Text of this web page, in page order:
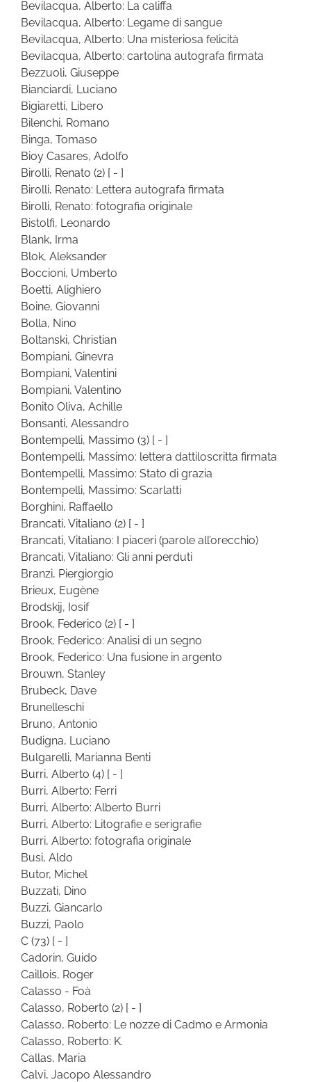
Bevilacqua, Alberto: La califfa
Bevilacqua, Alberto: Legame di sangue
Bevilacqua, Alberto: Una misteriosa felicità
Bevilacqua, Alberto: cartolina autografa firmata
Bezzuoli, Giuseppe
Bianciardi, Luciano
Bigiaretti, Libero
Bilenchi, Romano
Binga, Tomaso
Bioy Casares, Adolfo
Birolli, Renato (2) [ - ]
Birolli, Renato: Lettera autografa firmata
Birolli, Renato: fotografia originale
Bistolfi, Leonardo
Blank, Irma
Blok, Aleksander
Boccioni, Umberto
Boetti, Alighiero
Boine, Giovanni
Bolla, Nino
Boltanski, Christian
Bompiani, Ginevra
Bompiani, Valentini
Bompiani, Valentino
Bonito Oliva, Achille
Bonsanti, Alessandro
Bontempelli, Massimo (3) [ - ]
Bontempelli, Massimo: lettera dattiloscritta firmata
Bontempelli, Massimo: Stato di grazia
Bontempelli, Massimo: Scarlatti
Borghini, Raffaello
Brancati, Vitaliano (2) [ - ]
Brancati, Vitaliano: I piaceri (parole all’orecchio)
Brancati, Vitaliano: Gli anni perduti
Branzi, Piergiorgio
Brieux, Eugène
Brodskij, Iosif
Brook, Federico (2) [ - ]
Brook, Federico: Analisi di un segno
Brook, Federico: Una fusione in argento
Brouwn, Stanley
Brubeck, Dave
Brunelleschi
Bruno, Antonio
Budigna, Luciano
Bulgarelli, Marianna Benti
Burri, Alberto (4) [ - ]
Burri, Alberto: Ferri
Burri, Alberto: Alberto Burri
Burri, Alberto: Litografie e serigrafie
Burri, Alberto: fotografia originale
Busi, Aldo
Butor, Michel
Buzzati, Dino
Buzzi, Giancarlo
Buzzi, Paolo
C (73) [ - ]
Cadorin, Guido
Caillois, Roger
Calasso - Foà
Calasso, Roberto (2) [ - ]
Calasso, Roberto: Le nozze di Cadmo e Armonia
Calasso, Roberto: K.
Callas, Maria
Calvi, Jacopo Alessandro